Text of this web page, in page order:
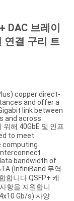
DAC 브레이
연결 구리 트
copper direct-
and offer a
link between
and across
해 40GbE 및 인프
to meet
computing
bandwidth of
(InfiniBand 무역
합니다.QSFP+ 케
항을 지원합니
Gb/s) 사양